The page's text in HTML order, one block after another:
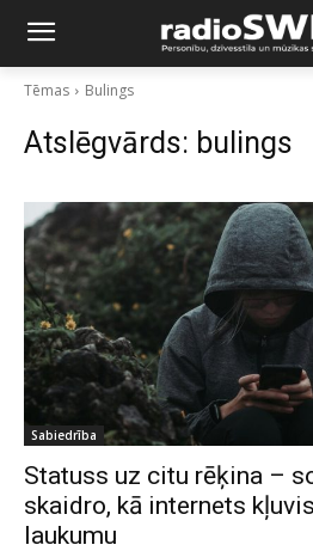
Tēmas Bulings
Atslēgvārds: bulings
Sabiedrība
Statuss uz citu rēķina –
skaidro, kā internets
laukumu